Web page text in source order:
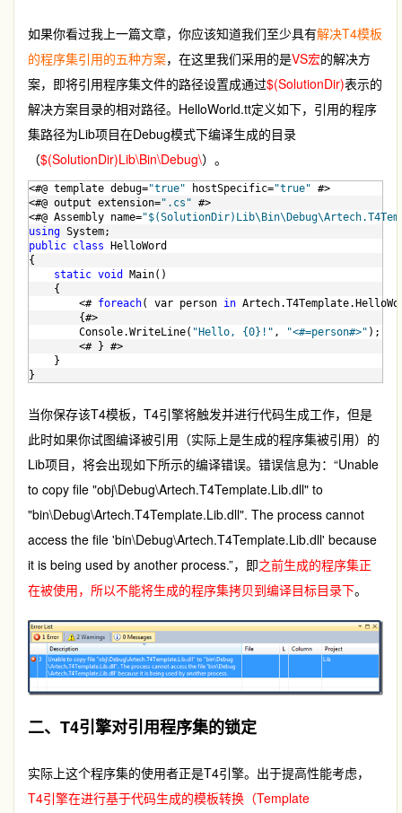
如果你看过我上一篇文章，你应该知道我们至少具有解决T4模板
的程序集引用的五种方案，在这里我们采用的是VS宏的解决方
案，即将引用程序集文件的路径设置成通过$(SolutionDir)表示的
解决方案目录的相对路径。HelloWorld.tt定义如下，引用的程序
集路径为Lib项目在Debug模式下编译生成的目录
（$(SolutionDir)Lib\Bin\Debug\）。
<#@ template debug="true" hostSpecific="true" #>
<#@ output extension=".cs" #>
<#@ Assembly name=
using System;
public class HelloWord
{
static void
Main()
    {
        <#
foreach( var person in
        {#>
        Console.WriteLine(
"Hello, {0}!" , "<#=person#>"
        <# } #>
    }
}
当你保存该T4模板，T4引擎将触发并进行代码生成工作，但是
此时如果你试图编译被引用（实际上是生成的程序集被引用）的
Lib项目，将会出现如下所示的编译错误。错误信息为：“Unable
to copy file "obj\Debug\Artech.T4Template.Lib.dll" to
"bin\Debug\Artech.T4Template.Lib.dll". The process cannot
access the file 'bin\Debug\Artech.T4Template.Lib.dll' because
it is being used by another process.”，即之前生成的程序集正
在被使用，所以不能将生成的程序集拷贝到编译目标目录下。
二、T4引擎对引用程序集的锁定
实际上这个程序集的使用者正是T4引擎。出于提高性能考虑，
T4引擎在进行基于代码生成的模板转换（Template